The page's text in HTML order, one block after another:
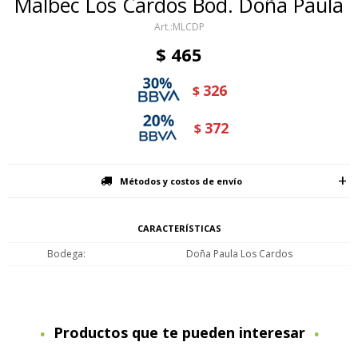
MLCDP
$ 465
$ 326
$ 372
Métodos y costos de envío
CARACTERÍSTICAS
Bodega Doña Paula Los Cardos
Productos que te pueden interesar